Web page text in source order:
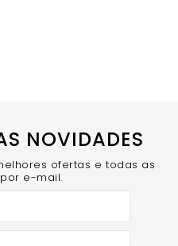
NOVIDADES
ofertas e todas as
e-mail.